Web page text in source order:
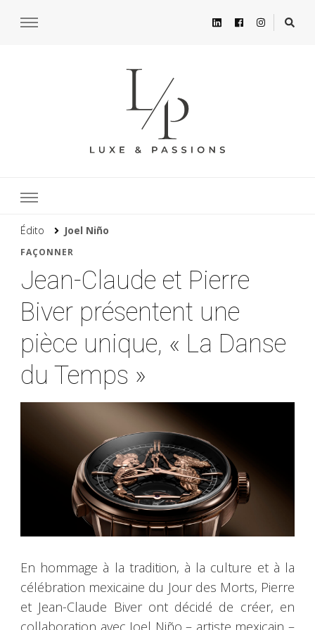
Édito Joel Niño
FAÇONNER
Jean-Claude et Pierre
Biver présentent une
pièce unique, « La Danse
du Temps »
En hommage à la tradition, à la culture et à la
célébration mexicaine du Jour des Morts, Pierre
et Jean-Claude Biver ont décidé de créer, en